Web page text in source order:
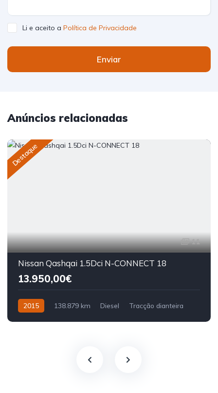
Li e aceito a Política de Privacidade
Enviar
Anúncios relacionadas
Destaque
11
Nissan Qashqai 1.5Dci N-CONNECT 18
13.950,00€
2015 138.879 km Diesel Tracção dianteira